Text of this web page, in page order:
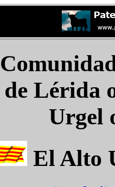
Lérida
Urgel
El Alto